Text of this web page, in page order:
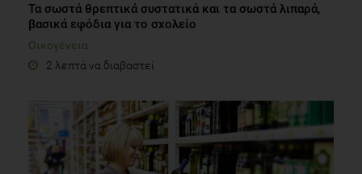
Τα σωστά θρεπτικά συστατικά και τα σωστά λιπαρά,
βασικά εφόδια για το σχολείο
Οικογένεια
2 λεπτά να διαβαστεί